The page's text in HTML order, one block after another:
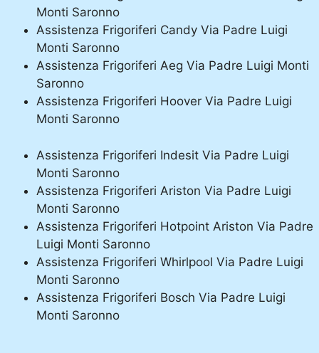
Monti Saronno
Assistenza Frigoriferi Candy Via Padre Luigi
Monti Saronno
Assistenza Frigoriferi Aeg Via Padre Luigi Monti
Saronno
Assistenza Frigoriferi Hoover Via Padre Luigi
Monti Saronno
Assistenza Frigoriferi Indesit Via Padre Luigi
Monti Saronno
Assistenza Frigoriferi Ariston Via Padre Luigi
Monti Saronno
Assistenza Frigoriferi Hotpoint Ariston Via Padre
Luigi Monti Saronno
Assistenza Frigoriferi Whirlpool Via Padre Luigi
Monti Saronno
Assistenza Frigoriferi Bosch Via Padre Luigi
Monti Saronno